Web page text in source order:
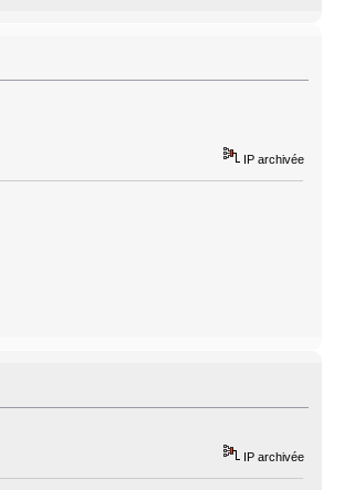
IP archivée
IP archivée